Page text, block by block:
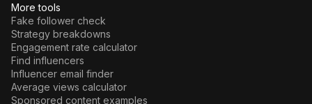
More tools
Fake follower check
Strategy breakdowns
Engagement rate calculator
Find influencers
Influencer email finder
Average views calculator
Sponsored content examples